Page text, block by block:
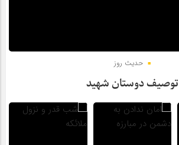
حدیث روز
توصیف دوستان شهید